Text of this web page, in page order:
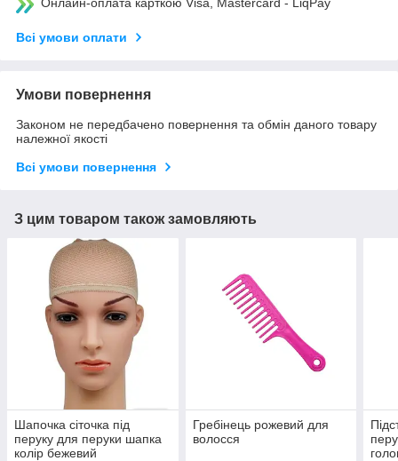
Онлайн-оплата карткою Visa, Mastercard - LiqPay
Всі умови оплати
Умови повернення
Законом не передбачено повернення та обмін даного товару
належної якості
Всі умови повернення
З цим товаром також замовляють
Шапочка сіточка під
перуку для перуки шапка
колір бежевий
Гребінець рожевий для
волосся